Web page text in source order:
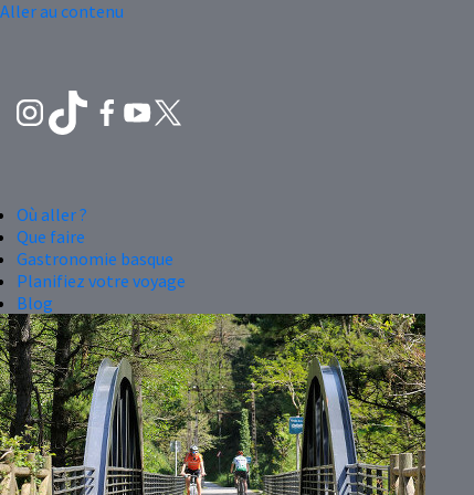
Aller au contenu
Où aller ?
Que faire
Gastronomie basque
Planifiez votre voyage
Blog